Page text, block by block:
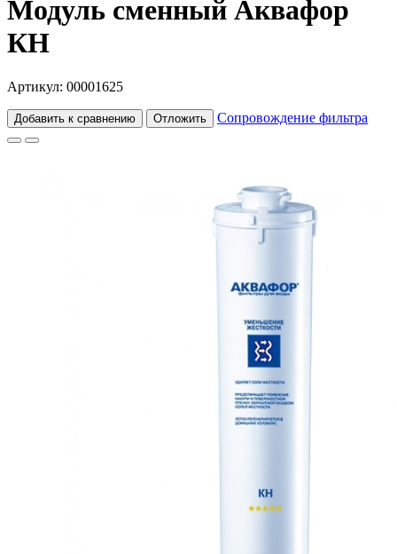
Модуль сменный Аквафор
КН
Артикул: 00001625
Добавить к сравнению Отложить Сопровождение фильтра